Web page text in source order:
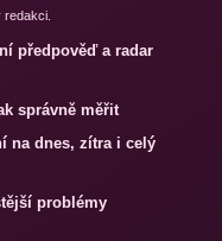
předpověď a radar
správně měřit
na dnes, zítra i celý
problémy